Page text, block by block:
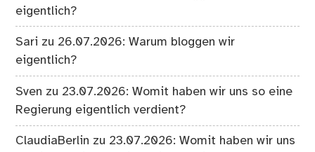
eigentlich?
Sari zu 26.07.2026: Warum bloggen wir
eigentlich?
Sven zu 23.07.2026: Womit haben wir uns so eine
Regierung eigentlich verdient?
ClaudiaBerlin zu 23.07.2026: Womit haben wir uns